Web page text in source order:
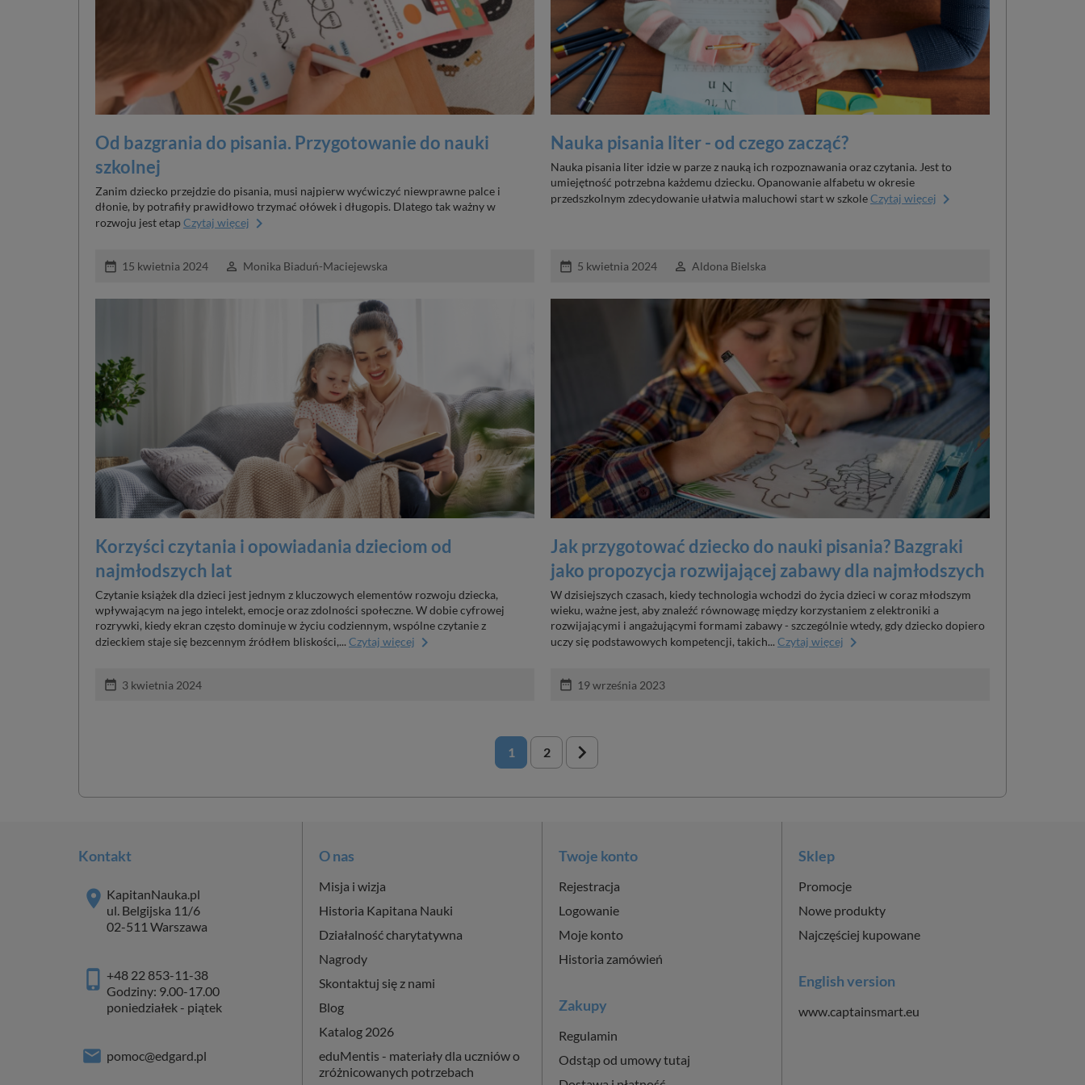
Od bazgrania do pisania. Przygotowanie do nauki
szkolnej
Zanim dziecko przejdzie do pisania, musi najpierw wyćwiczyć niewprawne palce i
dłonie, by potrafiły prawidłowo trzymać ołówek i długopis. Dlatego tak ważny w
rozwoju jest etapCzytaj więcej keyboard_arrow_right
date_range 15 kwietnia 2024 perm_identity Monika Biaduń-Maciejewska
Nauka pisania liter - od czego zacząć?
Nauka pisania liter idzie w parze z nauką ich rozpoznawania oraz czytania. Jest to
umiejętność potrzebna każdemu dziecku. Opanowanie alfabetu w okresie
przedszkolnym zdecydowanie ułatwia maluchowi start w szkoleCzytaj więcej keyboard_arrow_right
date_range 5 kwietnia 2024 perm_identity Aldona Bielska
Korzyści czytania i opowiadania dzieciom od
najmłodszych lat
Czytanie książek dla dzieci jest jednym z kluczowych elementów rozwoju dziecka,
wpływającym na jego intelekt, emocje oraz zdolności społeczne. W dobie cyfrowej
rozrywki, kiedy ekran często dominuje w życiu codziennym, wspólne czytanie z
dzieckiem staje się bezcennym źródłem bliskości,... Czytaj więcej keyboard_arrow_right
date_range 3 kwietnia 2024
Jak przygotować dziecko do nauki pisania? Bazgraki
jako propozycja rozwijającej zabawy dla najmłodszych
W dzisiejszych czasach, kiedy technologia wchodzi do życia dzieci w coraz młodszym
wieku, ważne jest, aby znaleźć równowagę między korzystaniem z elektroniki a
rozwijającymi i angażującymi formami zabawy - szczególnie wtedy, gdy dziecko dopiero
uczy się podstawowych kompetencji, takich... Czytaj więcej keyboard_arrow_right
date_range 19 września 2023
1 2 navigate_next
Kontakt
KapitanNauka.pl
ul. Belgijska 11/6
02-511 Warszawa
+48 22 853-11-38
Godziny: 9.00-17.00
poniedziałek - piątek
pomoc@edgard.pl
O nas
Misja i wizja
Historia Kapitana Nauki
Działalność charytatywna
Nagrody
Skontaktuj się z nami
Blog
Katalog 2026
eduMentis - materiały dla uczniów o
zróżnicowanych potrzebach
Twoje konto
Rejestracja
Logowanie
Moje konto
Historia zamówień
Zakupy
Regulamin
Odstąp od umowy tutaj
Sklep
Promocje
Nowe produkty
Najczęściej kupowane
English version
www.captainsmart.eu